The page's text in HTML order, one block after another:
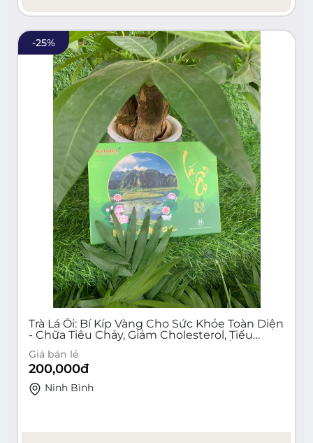
-25%
Trà Lá Ổi: Bí Kíp Vàng Cho Sức Khỏe Toàn Diện
- Chữa Tiêu Chảy, Giảm Cholesterol, Tiểu
Giá bán lẻ
200,000đ
Ninh Bình